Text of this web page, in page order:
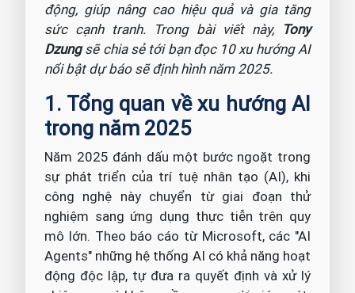
động, giúp nâng cao hiệu quả và gia tăng
sức cạnh tranh. Trong bài viết này, Tony
Dzungsẽ chia sẻ tới bạn đọc 10 xu hướng AI
nổi bật dự báo sẽ định hình năm 2025.
1. Tổng quan về xu hướng AI
trong năm 2025
Năm 2025 đánh dấu một bước ngoặt trong
sự phát triển của trí tuệ nhân tạo (AI), khi
công nghệ này chuyển từ giai đoạn thử
nghiệm sang ứng dụng thực tiễn trên quy
mô lớn. Theo báo cáo từ Microsoft, các "AI
Agents" những hệ thống AI có khả năng hoạt
động độc lập, tự đưa ra quyết định và xử lý